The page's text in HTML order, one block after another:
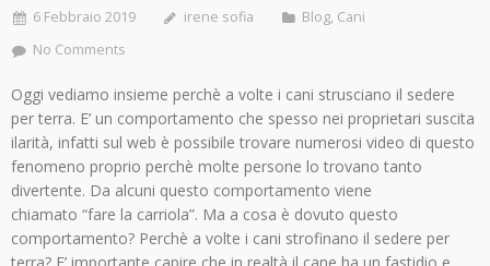
6 Febbraio 2019 irene sofia Blog, Cani
No Comments
Oggi vediamo insieme perchè a volte i cani strusciano il sedere
per terra. E’ un comportamento che spesso nei proprietari suscita
ilarità, infatti sul web è possibile trovare numerosi video di questo
fenomeno proprio perchè molte persone lo trovano tanto
divertente. Da alcuni questo comportamento viene
chiamato “fare la carriola”. Ma a cosa è dovuto questo
comportamento? Perchè a volte i cani strofinano il sedere per